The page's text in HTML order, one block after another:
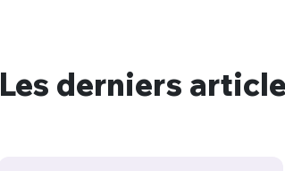
Les derniers